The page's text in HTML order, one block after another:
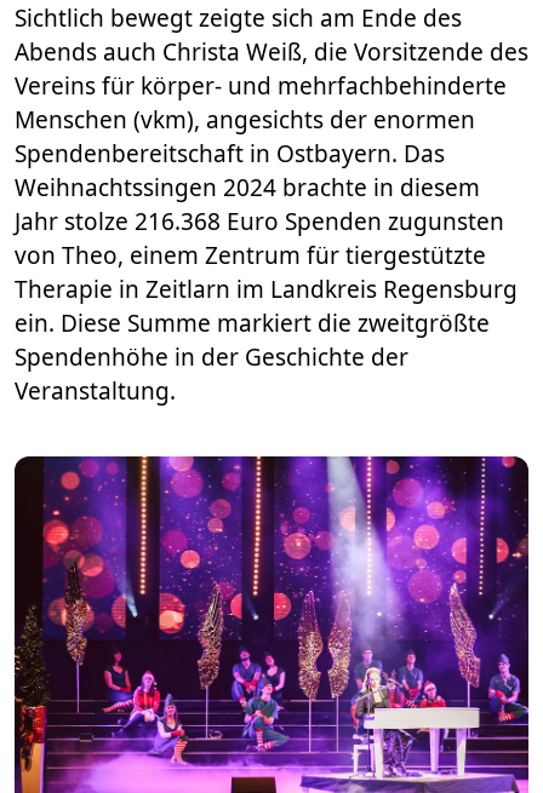
Sichtlich bewegt zeigte sich am Ende des
Abends auch Christa Weiß, die Vorsitzende des
Vereins für körper- und mehrfachbehinderte
Menschen (vkm), angesichts der enormen
Spendenbereitschaft in Ostbayern. Das
Weihnachtssingen 2024 brachte in diesem
Jahr stolze 216.368 Euro Spenden zugunsten
von Theo, einem Zentrum für tiergestützte
Therapie in Zeitlarn im Landkreis Regensburg
ein. Diese Summe markiert die zweitgrößte
Spendenhöhe in der Geschichte der
Veranstaltung.